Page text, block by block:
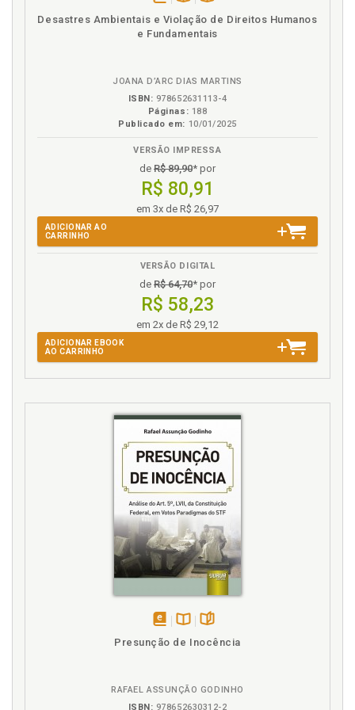
internacionais, a proteção das indicações
geográficas e a sua contribuição para a tutela dos
direitos coletivos: o caso das associações das
crise econômica. Everaldo Tadeu Quilici Gonzalez /
José Luiz Gavião de Almeida, p. 39
Jorge Luís Mialhe. Os acordos comerciais
internacionais, a proteção das indicações
geográficas e a sua contribuição para a tutela dos
direitos coletivos: o caso das associações das
produtoras de azeite do Reino do Marrocos, p. 51
Luiz Fernando Vallim de Castro. Função social da
propriedade industrial, p. 135
M
Michele Cristina Souza Achcar Colla de Oliveira.
Breve análise dos custos dos medicamentos no
Brasil. Victor Hugo Tejerina Velázquez / Michele
Cristina Souza Achcar Colla de Oliveira, p. 71
Michele Cristina Souza Achcar Colla de Oliveira.
Patentes verdes: propriedade intelectual e
sustentabilidade. Victor Hugo Tejerina Velázquez /
Michele Cristina Souza Achcar Colla de Oliveira, p.
fundamentais. Hamilton da Cunha Iribure Júnior, p.
em
na
Desastres Ambientais e Violação de Direitos Humanos
e Fundamentais
JOANA D’ARC DIAS MARTINS
ISBN: 978652631113-4
Páginas: 188
Publicado em: 10/01/2025
VERSÃO IMPRESSA
de R$ 89,90* por
R$ 80,91
em 3x de R$ 26,97
ADICIONAR AO
CARRINHO
VERSÃO DIGITAL
de R$ 64,70* por
R$ 58,23
em 2x de R$ 29,12
ADICIONAR EBOOK
AO CARRINHO
em
Presunção de Inocência
RAFAEL ASSUNÇÃO GODINHO
ISBN: 978652630312-2